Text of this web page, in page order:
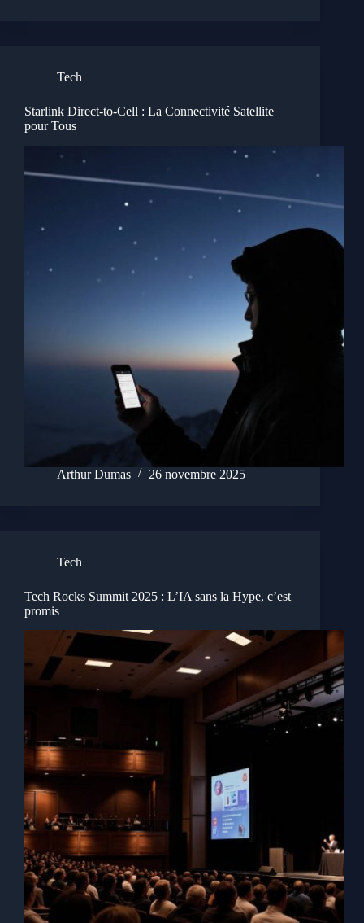
Tech
Starlink Direct-to-Cell : La Connectivité Satellite
pour Tous
Arthur Dumas 26 novembre 2025
Tech
Tech Rocks Summit 2025 : L’IA sans la Hype, c’est
promis